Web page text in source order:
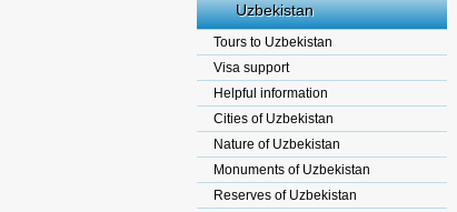
Uzbekistan
Tours to Uzbekistan
Visa support
Helpful information
Cities of Uzbekistan
Nature of Uzbekistan
Monuments of Uzbekistan
Reserves of Uzbekistan